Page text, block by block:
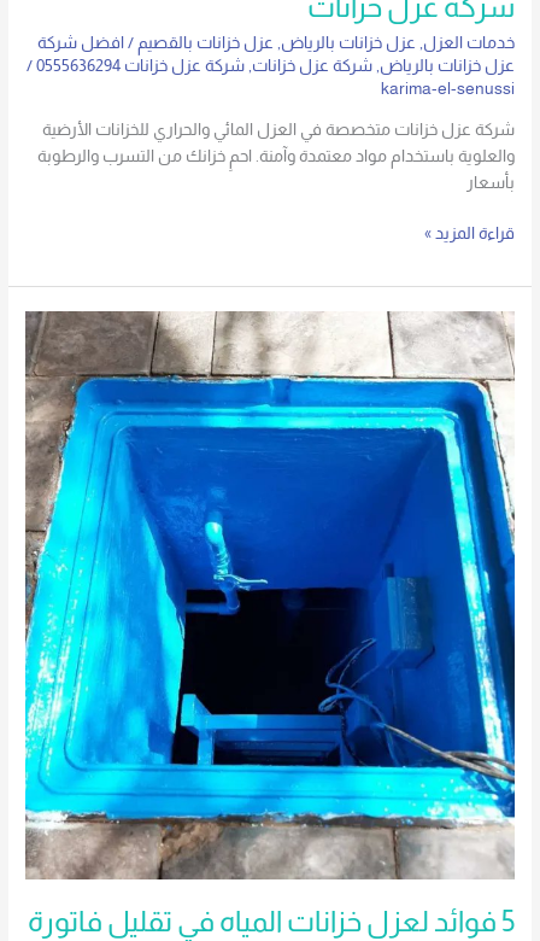
شركة عزل خزانات
خدمات العزل, عزل خزانات بالرياض, عزل خزانات بالقصيم / افضل شركة
عزل خزانات بالرياض,شركة عزل خزانات,شركة عزل خزانات 0555636294
/
karima-el-senussi
شركة عزل خزانات متخصصة في العزل المائي والحراري للخزانات الأرضية
والعلوية باستخدام مواد معتمدة وآمنة. احمِ خزانك من التسرب والرطوبة
بأسعار
قراءة المزيد »
5 فوائد لعزل خزانات المياه في تقليل فاتورة
5
فوائد
لعزل
خزانات
المياه
في
تقليل
فاتورة
المياه
0555636294